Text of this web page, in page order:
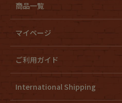
商品一覧
マイページ
ご利用ガイド
International Shipping